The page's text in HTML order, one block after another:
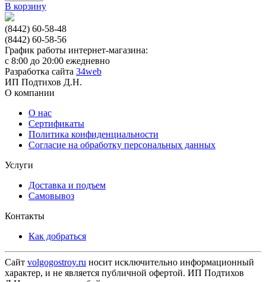
В корзину
(8442) 60-58-48
(8442) 60-58-56
График работы интернет-магазина:
с 8:00 до 20:00 ежедневно
Разработка сайта 34web
ИП Подтихов Д.Н.
О компании
О нас
Сертификаты
Политика конфиденциальности
Согласие на обработку персональных данных
Услуги
Доставка и подъем
Самовывоз
Контакты
Как добраться
Сайт volgogostroy.ru носит исключительно информационный
характер, и не является публичной офертой. ИП Подтихов